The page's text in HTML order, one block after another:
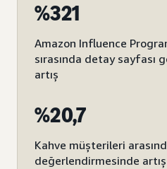
%321
Amazon Influence
sırasında detay sayfası
artış
%20,7
Kahve müşterileri
değerlendirmesinde artış